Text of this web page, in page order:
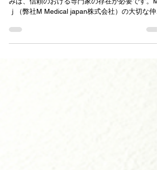
女性の健康課題への取り組みやヘルスケアのお悩
ｊ（弊社M Medical japan株式会社）の大切な仲